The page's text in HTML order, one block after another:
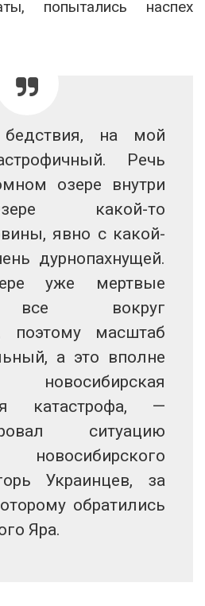
попытались наспех
на мой
Речь
озере внутри
какой-то
явно с какой-
дурнопахнущей.
уже мертвые
все вокруг
поэтому масштаб
а это вполне
новосибирская
катастрофа, —
ситуацию
Украинцев, за
обратились
Яра.